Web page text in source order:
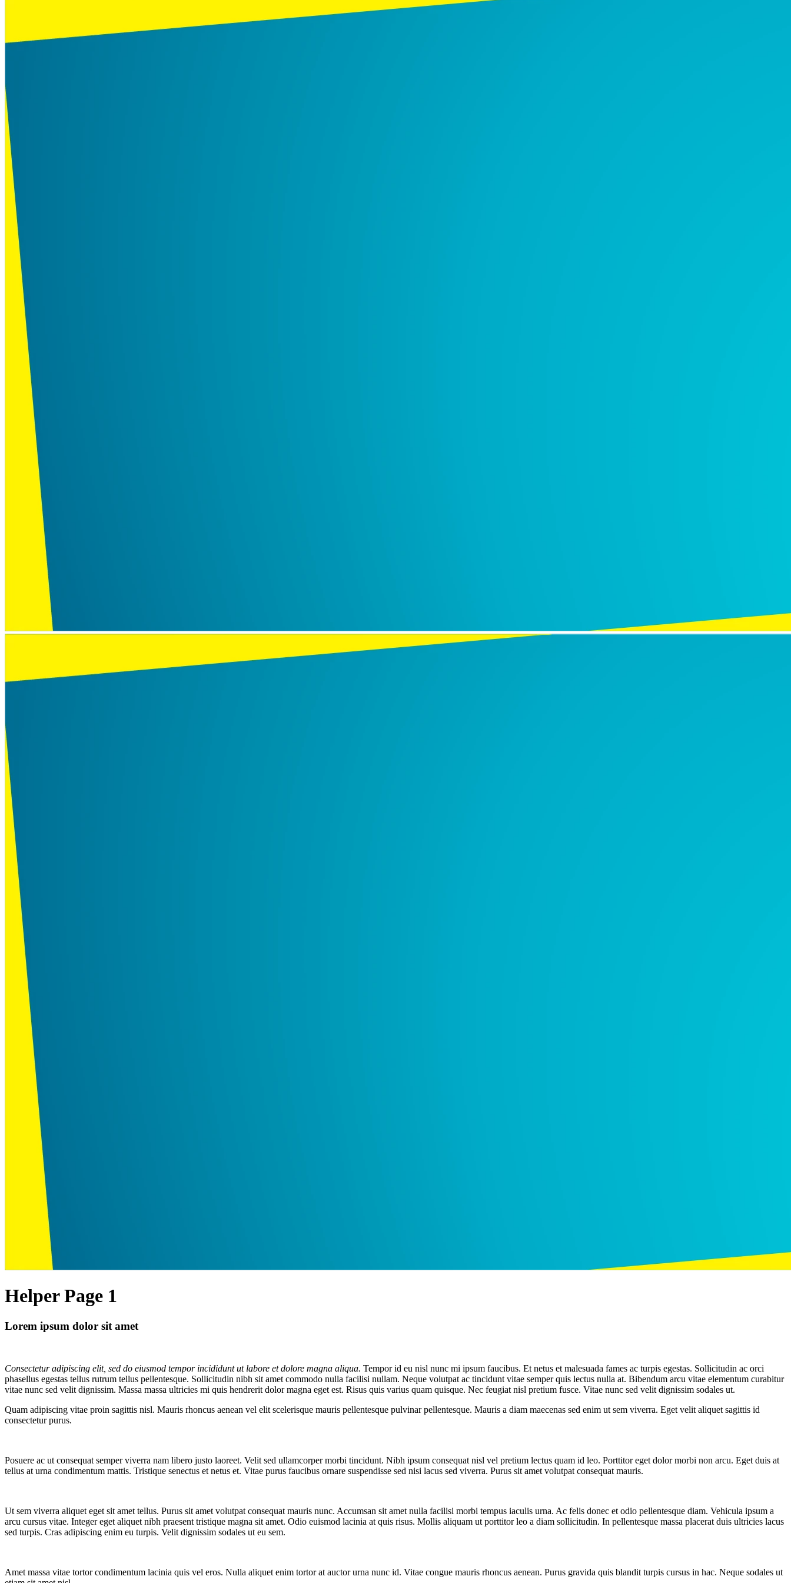
Helper Page 1
Lorem ipsum dolor sit amet
Consectetur adipiscing elit, sed do eiusmod tempor incididunt ut labore et dolore magna aliqua. Tempor id eu nisl nunc mi ipsum faucibus. Et netus et malesuada fames ac turpis egestas. Sollicitudin ac orci
phasellus egestas tellus rutrum tellus pellentesque. Sollicitudin nibh sit amet commodo nulla facilisi nullam. Neque volutpat ac tincidunt vitae semper quis lectus nulla at. Bibendum arcu vitae elementum curabitur
vitae nunc sed velit dignissim. Massa massa ultricies mi quis hendrerit dolor magna eget est. Risus quis varius quam quisque. Nec feugiat nisl pretium fusce. Vitae nunc sed velit dignissim sodales ut.
Quam adipiscing vitae proin sagittis nisl. Mauris rhoncus aenean vel elit scelerisque mauris pellentesque pulvinar pellentesque. Mauris a diam maecenas sed enim ut sem viverra. Eget velit aliquet sagittis id
consectetur purus.
Posuere ac ut consequat semper viverra nam libero justo laoreet. Velit sed ullamcorper morbi tincidunt. Nibh ipsum consequat nisl vel pretium lectus quam id leo. Porttitor eget dolor morbi non arcu. Eget duis at
tellus at urna condimentum mattis. Tristique senectus et netus et. Vitae purus faucibus ornare suspendisse sed nisi lacus sed viverra. Purus sit amet volutpat consequat mauris.
Ut sem viverra aliquet eget sit amet tellus. Purus sit amet volutpat consequat mauris nunc. Accumsan sit amet nulla facilisi morbi tempus iaculis urna. Ac felis donec et odio pellentesque diam. Vehicula ipsum a
arcu cursus vitae. Integer eget aliquet nibh praesent tristique magna sit amet. Odio euismod lacinia at quis risus. Mollis aliquam ut porttitor leo a diam sollicitudin. In pellentesque massa placerat duis ultricies lacus
sed turpis. Cras adipiscing enim eu turpis. Velit dignissim sodales ut eu sem.
Amet massa vitae tortor condimentum lacinia quis vel eros. Nulla aliquet enim tortor at auctor urna nunc id. Vitae congue mauris rhoncus aenean. Purus gravida quis blandit turpis cursus in hac. Neque sodales ut